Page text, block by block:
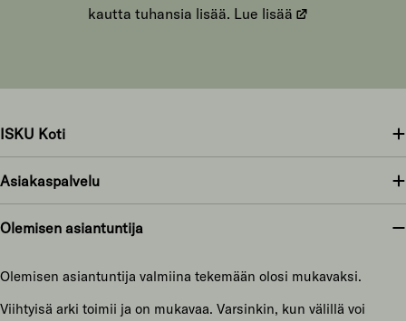
kautta tuhansia lisää. Lue lisää
ISKU Koti
Asiakaspalvelu
Olemisen asiantuntija
Olemisen asiantuntija valmiina tekemään olosi mukavaksi.
Viihtyisä arki toimii ja on mukavaa. Varsinkin, kun välillä voi